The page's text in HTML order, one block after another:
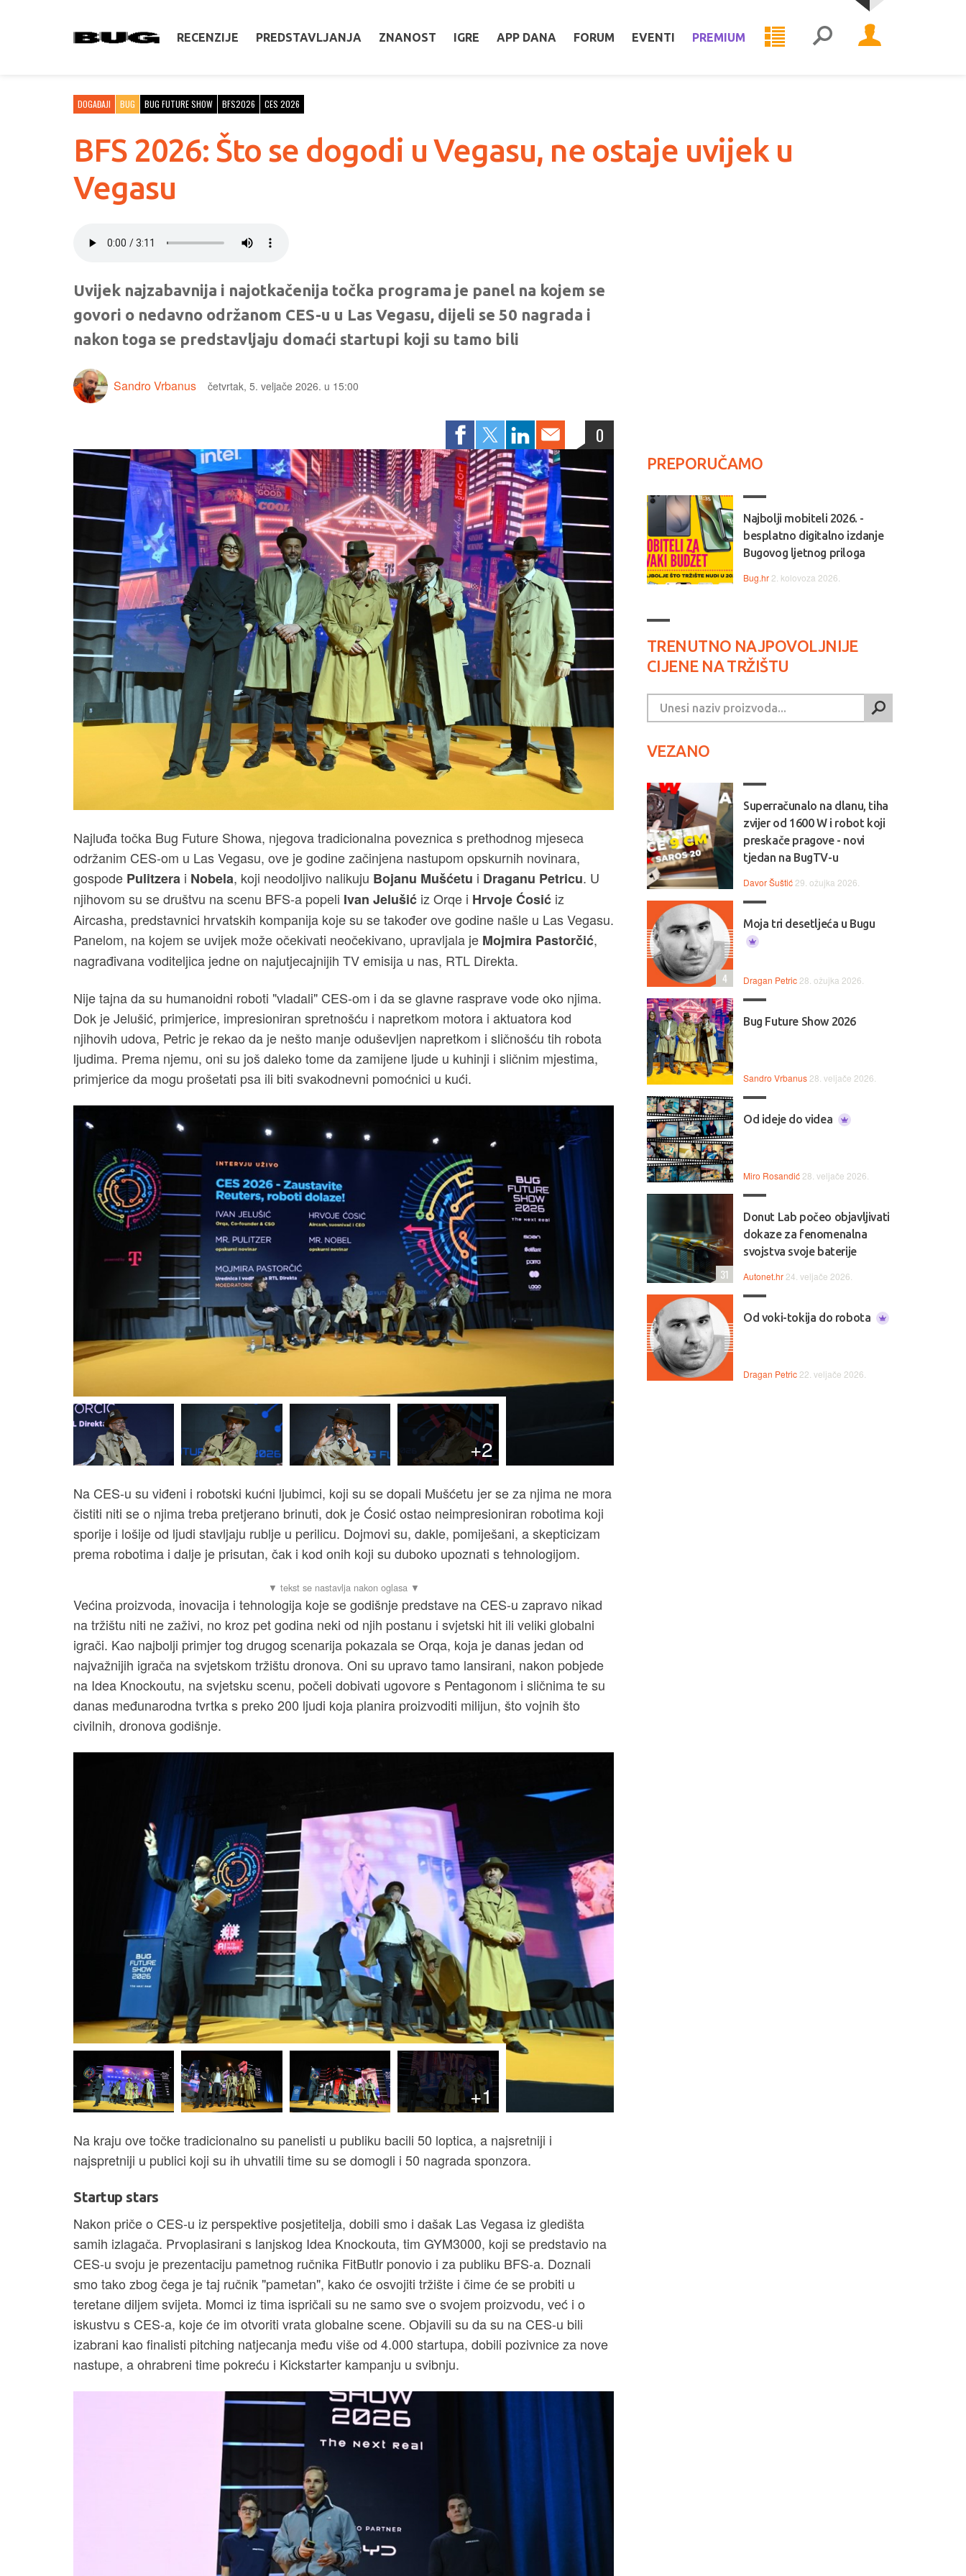
RECENZIJE PREDSTAVLJANJA ZNANOST IGRE APP DANA FORUM EVENTI PREMIUM
DOGAĐAJI BUG BUG FUTURE SHOW BFS2026 CES 2026
BFS 2026: Što se dogodi u Vegasu, ne ostaje uvijek u
Vegasu
Uvijek najzabavnija i najotkačenija točka programa je panel na kojem se
govori o nedavno održanom CES-u u Las Vegasu, dijeli se 50 nagrada i
nakon toga se predstavljaju domaći startupi koji su tamo bili
Sandro Vrbanus četvrtak, 5. veljače 2026. u 15:00
0
Najluđa točka Bug Future Showa, njegova tradicionalna poveznica s prethodnog mjeseca
održanim CES-om u Las Vegasu, ove je godine začinjena nastupom opskurnih novinara,
gospode Pulitzera i Nobela, koji neodoljivo nalikuju Bojanu Mušćetu i Draganu Petricu. U
njihovom su se društvu na scenu BFS-a popeli Ivan Jelušić iz Orqe i Hrvoje Ćosić iz
Aircasha, predstavnici hrvatskih kompanija koje su se također ove godine našle u Las Vegasu.
Panelom, na kojem se uvijek može očekivati neočekivano, upravljala je Mojmira Pastorčić,
nagrađivana voditeljica jedne on najutjecajnijih TV emisija u nas, RTL Direkta.
Nije tajna da su humanoidni roboti "vladali" CES-om i da se glavne rasprave vode oko njima.
Dok je Jelušić, primjerice, impresioniran spretnošću i napretkom motora i aktuatora kod
njihovih udova, Petric je rekao da je nešto manje oduševljen napretkom i sličnošću tih robota
ljudima. Prema njemu, oni su još daleko tome da zamijene ljude u kuhinji i sličnim mjestima,
primjerice da mogu prošetati psa ili biti svakodnevni pomoćnici u kući.
+2
Na CES-u su viđeni i robotski kućni ljubimci, koji su se dopali Mušćetu jer se za njima ne mora
čistiti niti se o njima treba pretjerano brinuti, dok je Ćosić ostao neimpresioniran robotima koji
sporije i lošije od ljudi stavljaju rublje u perilicu. Dojmovi su, dakle, pomiješani, a skepticizam
prema robotima i dalje je prisutan, čak i kod onih koji su duboko upoznati s tehnologijom.
Većina proizvoda, inovacija i tehnologija koje se godišnje predstave na CES-u zapravo nikad
na tržištu niti ne zaživi, no kroz pet godina neki od njih postanu i svjetski hit ili veliki globalni
igrači. Kao najbolji primjer tog drugog scenarija pokazala se Orqa, koja je danas jedan od
najvažnijih igrača na svjetskom tržištu dronova. Oni su upravo tamo lansirani, nakon pobjede
na Idea Knockoutu, na svjetsku scenu, počeli dobivati ugovore s Pentagonom i sličnima te su
danas međunarodna tvrtka s preko 200 ljudi koja planira proizvoditi milijun, što vojnih što
civilnih, dronova godišnje.
+1
Na kraju ove točke tradicionalno su panelisti u publiku bacili 50 loptica, a najsretniji i
najspretniji u publici koji su ih uhvatili time su se domogli i 50 nagrada sponzora.
Startup stars
Nakon priče o CES-u iz perspektive posjetitelja, dobili smo i dašak Las Vegasa iz gledišta
samih izlagača. Prvoplasirani s lanjskog Idea Knockouta, tim GYM3000, koji se predstavio na
CES-u svoju je prezentaciju pametnog ručnika FitButlr ponovio i za publiku BFS-a. Doznali
smo tako zbog čega je taj ručnik "pametan", kako će osvojiti tržište i čime će se probiti u
teretane diljem svijeta. Momci iz tima ispričali su ne samo sve o svojem proizvodu, već i o
iskustvu s CES-a, koje će im otvoriti vrata globalne scene. Objavili su da su na CES-u bili
izabrani kao finalisti pitching natjecanja među više od 4.000 startupa, dobili pozivnice za nove
nastupe, a ohrabreni time pokreću i Kickstarter kampanju u svibnju.
PREPORUČAMO
Najbolji mobiteli 2026. -
besplatno digitalno izdanje
Bugovog ljetnog priloga
Bug.hr 2. kolovoza 2026.
TRENUTNO NAJPOVOLJNIJE
CIJENE NA TRŽIŠTU
VEZANO
Superračunalo na dlanu, tiha
zvijer od 1600 W i robot koji
preskače pragove - novi
tjedan na BugTV-u
Davor Šuštić 29. ožujka 2026.
Moja tri desetljeća u Bugu
Dragan Petric 28. ožujka 2026.
4
Bug Future Show 2026
Sandro Vrbanus 28. veljače 2026.
Od ideje do videa
Miro Rosandić 28. veljače 2026.
Donut Lab počeo objavljivati
dokaze za fenomenalna
svojstva svoje baterije
Autonet.hr 24. veljače 2026.
31
Od voki-tokija do robota
Dragan Petric 22. veljače 2026.